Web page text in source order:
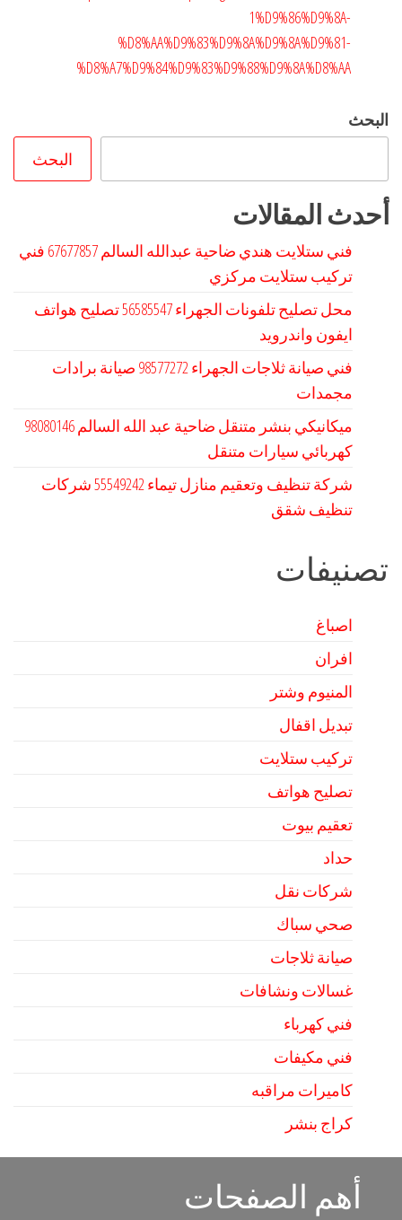
1%D9%86%D9%8A-
%D8%AA%D9%83%D9%8A%D9%8A%D9%81-
%D8%A7%D9%84%D9%83%D9%88%D9%8A%D8%AA
البحث
البحث
أحدث المقالات
فني ستلايت هندي ضاحية عبدالله السالم 67677857 فني
تركيب ستلايت مركزي
محل تصليح تلفونات الجهراء 56585547 تصليح هواتف
ايفون واندرويد
فني صيانة ثلاجات الجهراء 98577272 صيانة برادات
مجمدات
كهربائي سيارات متنقل
شركة تنظيف وتعقيم منازل تيماء 55549242 شركات
تنظيف شقق
تصنيفات
اصباغ
افران
المنيوم وشتر
تبديل اقفال
تركيب ستلايت
تصليح هواتف
تعقيم بيوت
حداد
شركات نقل
صحي سباك
صيانة ثلاجات
غسالات ونشافات
فني كهرباء
فني مكيفات
كاميرات مراقبه
كراج بنشر
أهم الصفحات